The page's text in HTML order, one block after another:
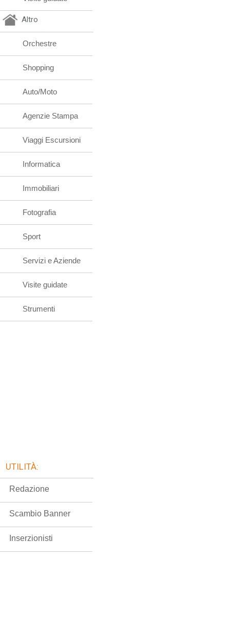
Altro
Orchestre
Shopping
Auto/Moto
Agenzie Stampa
Viaggi Escursioni
Informatica
Immobiliari
Fotografia
Sport
Servizi e Aziende
Visite guidate
Strumenti
UTILITÀ:
Redazione
Scambio Banner
Inserzionisti